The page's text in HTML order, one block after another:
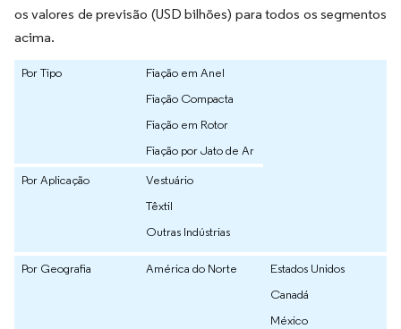
os valores de previsão (USD bilhões) para todos os segmentos
acima.
Por Tipo
Fiação em Anel
Fiação Compacta
Fiação em Rotor
Fiação por Jato de Ar
Por Aplicação
Vestuário
Têxtil
Outras Indústrias
Por Geografia América do Norte
Estados Unidos
Canadá
México